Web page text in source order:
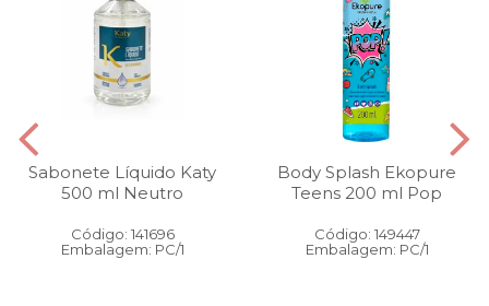
Sabonete Líquido Katy
500 ml Neutro
Código: 141696
Embalagem: PC/1
Body Splash Ekopure
Teens 200 ml Pop
Código: 149447
Embalagem: PC/1